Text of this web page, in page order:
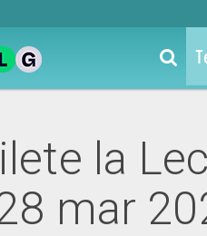
la
mar